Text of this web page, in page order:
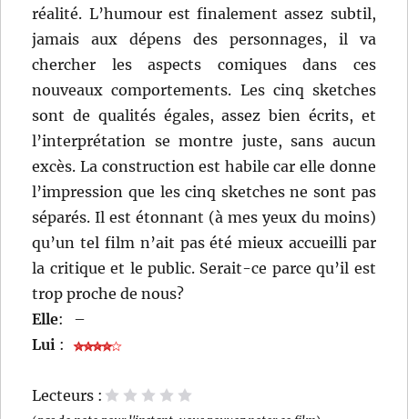
réalité. L’humour est finalement assez subtil,
jamais aux dépens des personnages, il va
chercher les aspects comiques dans ces
nouveaux comportements. Les cinq sketches
sont de qualités égales, assez bien écrits, et
l’interprétation se montre juste, sans aucun
excès. La construction est habile car elle donne
l’impression que les cinq sketches ne sont pas
séparés. Il est étonnant (à mes yeux du moins)
qu’un tel film n’ait pas été mieux accueilli par
la critique et le public. Serait-ce parce qu’il est
trop proche de nous?
Elle:
–
Lui :
Lecteurs :